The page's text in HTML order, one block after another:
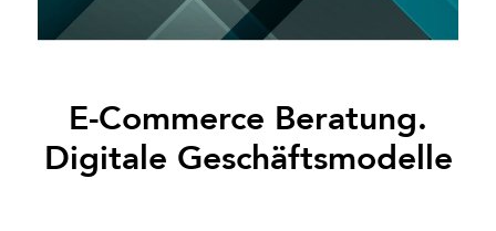
E-Commerce Beratung.
Digitale Geschäftsmodelle